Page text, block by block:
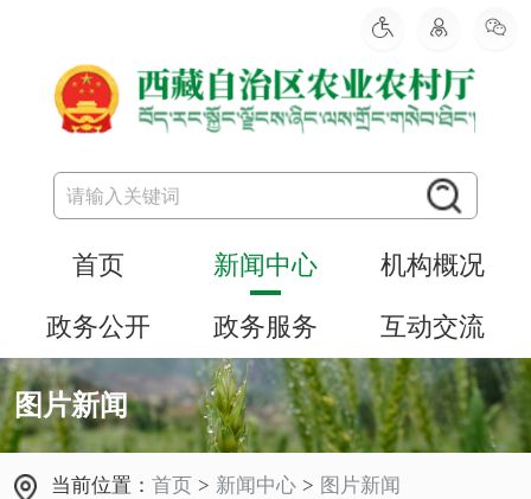
首页 新闻中心 机构概况
政务公开 政务服务 互动交流
图片新闻
当前位置：首页 > 新闻中心 > 图片新闻